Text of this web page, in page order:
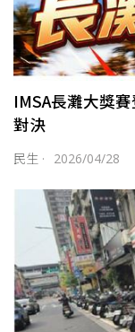
IMSA長灘大獎
對決
民生 · 2026/04/28